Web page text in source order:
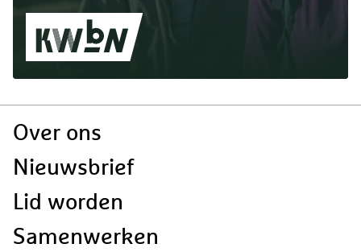
Doormat
Over ons
Nieuwsbrief
Lid worden
Samenwerken